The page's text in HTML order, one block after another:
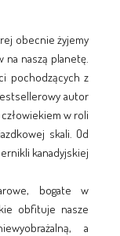
obecnie żyjemy
naszą planetę.
pochodzących z
autor
w roli
skali. Od
kanadyjskiej
bogate w
obfituje nasze
a